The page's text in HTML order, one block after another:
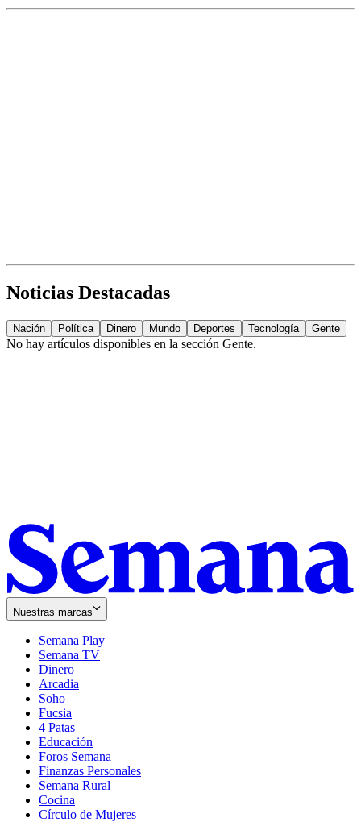
Noticias Destacadas
Nación Política Dinero Mundo Deportes Tecnología Gente
No hay artículos disponibles en la sección Gente.
Nuestras marcas
Semana Play
Semana TV
Dinero
Arcadia
Soho
in
new
window
Fucsia
in
new
window
4 Patas
Educación
Foros Semana
Finanzas Personales
Semana Rural
Cocina
Círculo de Mujeres